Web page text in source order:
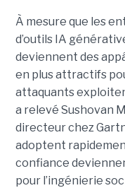
À mesure que les
d’outils IA
deviennent des
en plus attractifs
attaquants
a relevé Sushovan
directeur chez
adoptent
confiance
pour l’ingénierie